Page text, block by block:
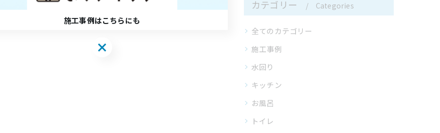
カテゴリー Categories
全てのカテゴリー
施工事例
水回り
キッチン
お風呂
トイレ
施工事例はこちらにも
施工事例はこちらにも